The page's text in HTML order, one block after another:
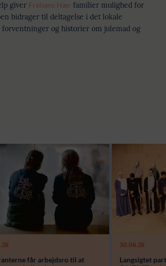
giver Frelsens Hær familier mulighed for
bidrager til deltagelse i det lokale
og historier om julemad og
får arbejdsro til at
i alt:
30.06.26
Langsigtet
Modtager:
Støttebeløb i alt:
Læs mere